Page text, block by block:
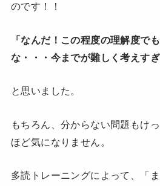
のです！！
「なんだ！この程度の理解度で
な・・・今までが難しく考えす
と思いました。
もちろん、分からない問題もけ
ほど気になりません。
多読トレーニングによって、「